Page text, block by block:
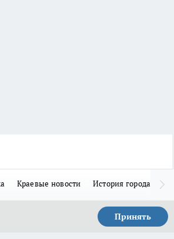
Краевые новости История города Н
Принять